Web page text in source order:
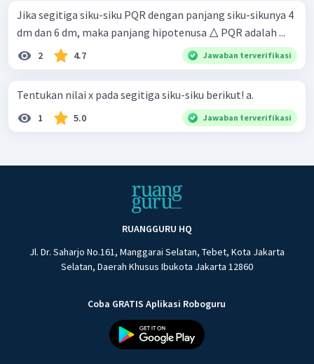
Jika segitiga siku-siku PQR dengan panjang siku-sikunya 4
dm dan 6 dm, maka panjang hipotenusa △ PQR adalah ...
2 4.7 Jawaban terverifikasi
Tentukan nilai x pada segitiga siku-siku berikut! a.
1 5.0 Jawaban terverifikasi
RUANGGURU HQ
Jl. Dr. Saharjo No.161, Manggarai Selatan, Tebet, Kota Jakarta
Selatan, Daerah Khusus Ibukota Jakarta 12860
Coba GRATIS Aplikasi Roboguru